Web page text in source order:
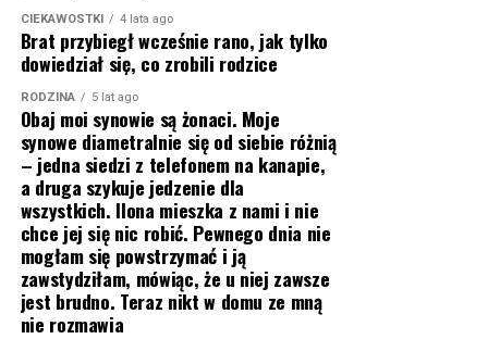
CIEKAWOSTKI 4 lata ago
Brat przybiegł wcześnie rano, jak tylko
dowiedział się, co zrobili rodzice
RODZINA 5 lat ago
Obaj moi synowie są żonaci. Moje
synowe diametralnie się od siebie różnią
– jedna siedzi z telefonem na kanapie,
a druga szykuje jedzenie dla
wszystkich. Ilona mieszka z nami i nie
chce jej się nic robić. Pewnego dnia nie
mogłam się powstrzymać i ją
zawstydziłam, mówiąc, że u niej zawsze
jest brudno. Teraz nikt w domu ze mną
nie rozmawia